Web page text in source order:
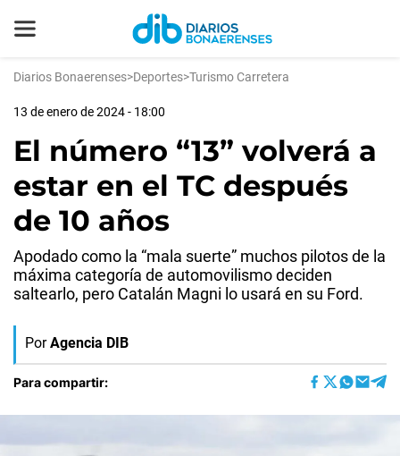
Diarios Bonaerenses>Deportes>Turismo Carretera
13 de enero de 2024 - 18:00
El número “13” volverá a
estar en el TC después
de 10 años
Apodado como la “mala suerte” muchos pilotos de la
máxima categoría de automovilismo deciden
saltearlo, pero Catalán Magni lo usará en su Ford.
Por Agencia DIB
Para compartir: